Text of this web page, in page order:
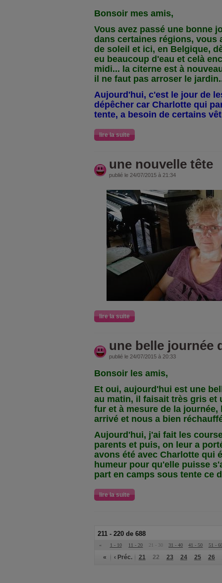
Bonsoir mes amis,
Vous avez passé une bonne
dans certaines régions, vous
de soleil et ici, en Belgique,
eu beaucoup d'eau et celà
midi... la citerne est à
il ne faut pas arroser le
Aujourd'hui, c'est le jour de
dépêcher car Charlotte qui
tente, a besoin de certains
lire la suite
une nouvelle tête
publié le 24/07/2015 à 21:34
lire la suite
une belle journée
publié le 24/07/2015 à 20:33
Bonsoir les amis,
Et oui, aujourd'hui est une
au matin, il faisait très gris et
fur et à mesure de la
arrivé et nous a bien
Aujourd'hui, j'ai fait les
parents et puis, on leur a
avons été avec Charlotte qui
humeur pour qu'elle puisse
part en camps sous tente ce
lire la suite
211 - 220 de 688
« 1 - 10 11 - 20 21 - 30 31 - 40 41 - 50 51 -
« ‹ Préc. 21 22 23 24 25 26